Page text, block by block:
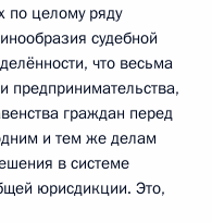
по целому ряду
судебной
что весьма
предпринимательства,
граждан перед
и тем же делам
в системе
юрисдикции. Это,